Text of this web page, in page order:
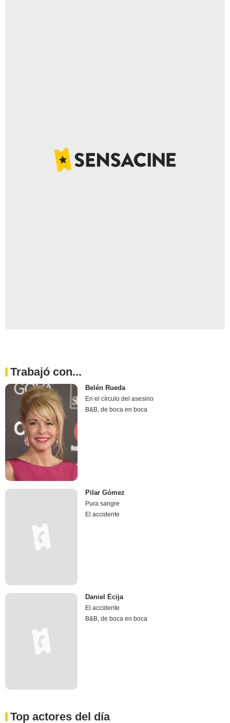
Trabajó con...
Belén Rueda
En el círculo del asesino
B&B, de boca en boca
Pilar Gómez
Pura sangre
El accidente
Daniel Écija
El accidente
B&B, de boca en boca
Top actores del día